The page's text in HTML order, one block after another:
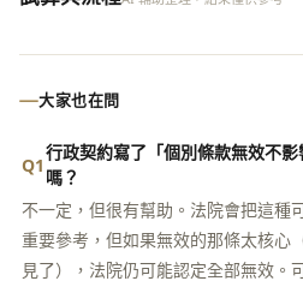
大家也在問
Q1
行政契約寫了「個別條款無效不
嗎？
不一定，但很有幫助。法院會把這種
重要參考，但如果無效的那條太核心
見了），法院仍可能認定全部無效。